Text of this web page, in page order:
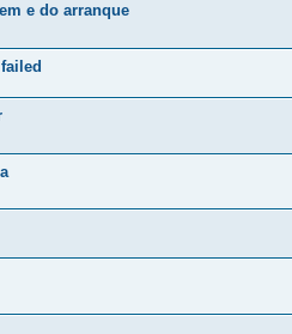
e do arranque